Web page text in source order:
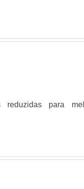
reduzidas para